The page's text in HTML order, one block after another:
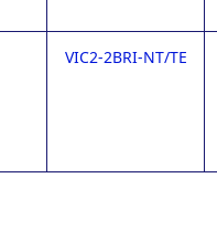
VIC2-2BRI-NT/TE